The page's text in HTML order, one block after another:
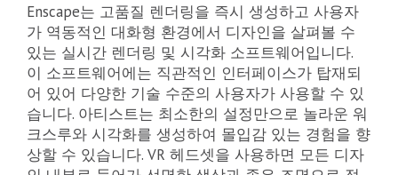
Enscape는 고품질 렌더링을 즉시 생성하고 사용자
가 역동적인 대화형 환경에서 디자인을 살펴볼 수
있는 실시간 렌더링 및 시각화 소프트웨어입니다.
이 소프트웨어에는 직관적인 인터페이스가 탑재되
어 있어 다양한 기술 수준의 사용자가 사용할 수 있
습니다. 아티스트는 최소한의 설정만으로 놀라운 워
크스루와 시각화를 생성하여 몰입감 있는 경험을 향
상할 수 있습니다. VR 헤드셋을 사용하면 모든 디자